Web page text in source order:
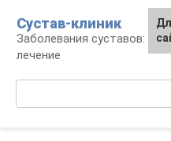
контенту
Сустав-клиник
Заболевания суставов:
лечение